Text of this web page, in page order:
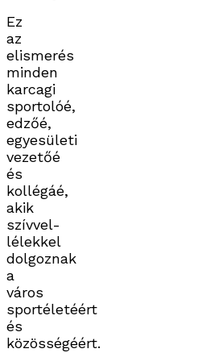
Ez
az
elismerés
minden
karcagi
sportolóé,
edzőé,
egyesületi
vezetőé
és
kollégáé,
akik
szívvel-
lélekkel
dolgoznak
a
város
sportéletéért
és
közösségéért.